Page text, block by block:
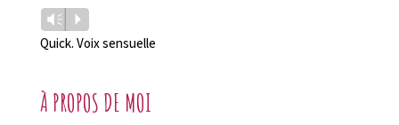
Lecteur
audio
Vm P
Quick. Voix sensuelle
À PROPOS DE MOI